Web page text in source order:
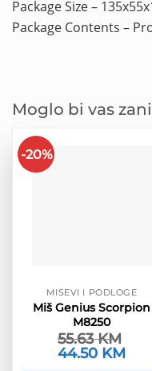
Package Size –
Package Contents –
Moglo bi vas
-20%
MIŠEVI I PODLOGE
Miš Genius Scorpion
M8250
55.63KM
Izvorna
cijena
44.50 KM